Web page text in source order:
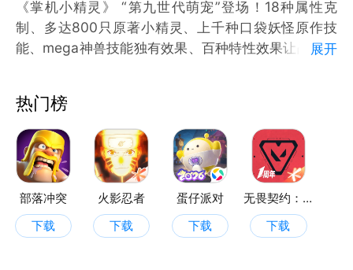
《掌机小精灵》 “第九世代萌宠”登场！18种属性克
制、多达800只原著小精灵、上千种口袋妖怪原作技
能、mega神兽技能独有效果、百种特性效果让战斗系
展开
热门榜
部落冲突
下载
火影忍者
下载
蛋仔派对
下载
无畏契约：源能行动
下载